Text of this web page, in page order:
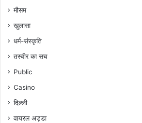
मौसम
खुलासा
धर्म-संस्कृति
तस्वीर का सच
Public
Casino
दिल्ली
वायरल अड्डा